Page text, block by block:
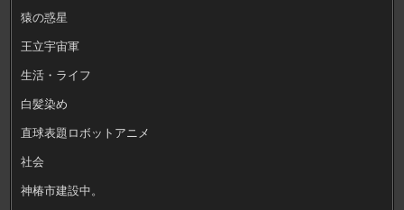
猿の惑星
王立宇宙軍
生活・ライフ
白髪染め
直球表題ロボットアニメ
社会
神椿市建設中。